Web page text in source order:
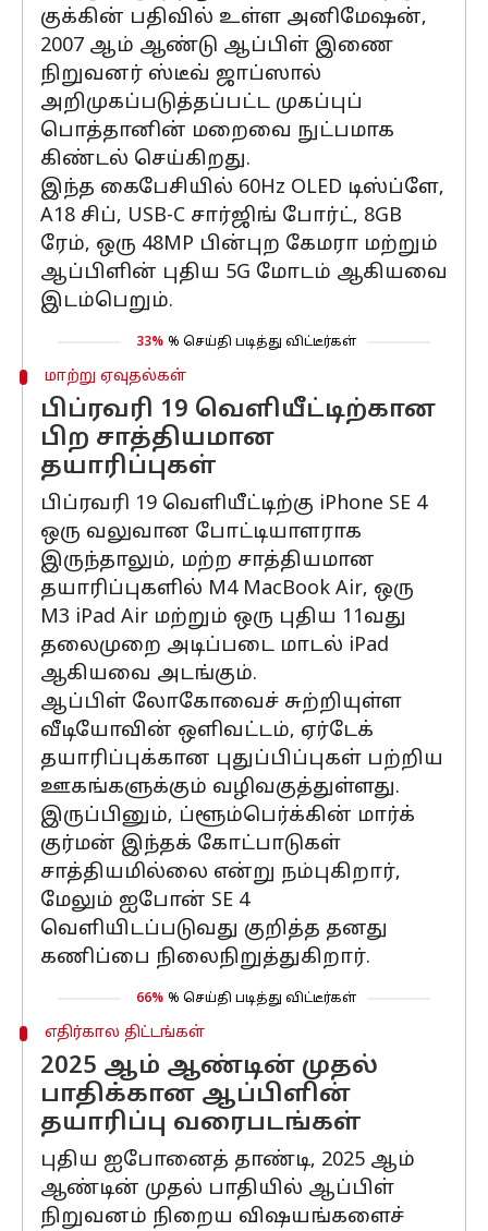
குக்கின் பதிவில் உள்ள அனிமேஷன்,
2007 ஆம் ஆண்டு ஆப்பிள் இணை
நிறுவனர் ஸ்டீவ் ஜாப்ஸால்
அறிமுகப்படுத்தப்பட்ட முகப்புப்
பொத்தானின் மறைவை நுட்பமாக
கிண்டல் செய்கிறது.
இந்த கைபேசியில் 60Hz OLED டிஸ்ப்ளே,
A18 சிப், USB-C சார்ஜிங் போர்ட், 8GB
ரேம், ஒரு 48MP பின்புற கேமரா மற்றும்
ஆப்பிளின் புதிய 5G மோடம் ஆகியவை
இடம்பெறும்.
33% % செய்தி படித்து விட்டீர்கள்
மாற்று ஏவுதல்கள்
பிப்ரவரி 19 வெளியீட்டிற்கான
பிற சாத்தியமான
தயாரிப்புகள்
பிப்ரவரி 19 வெளியீட்டிற்கு iPhone SE 4
ஒரு வலுவான போட்டியாளராக
இருந்தாலும், மற்ற சாத்தியமான
தயாரிப்புகளில் M4 MacBook Air, ஒரு
M3 iPad Air மற்றும் ஒரு புதிய 11வது
தலைமுறை அடிப்படை மாடல் iPad
ஆகியவை அடங்கும்.
ஆப்பிள் லோகோவைச் சுற்றியுள்ள
வீடியோவின் ஒளிவட்டம், ஏர்டேக்
தயாரிப்புக்கான புதுப்பிப்புகள் பற்றிய
ஊகங்களுக்கும் வழிவகுத்துள்ளது.
இருப்பினும், ப்ளூம்பெர்க்கின் மார்க்
குர்மன் இந்தக் கோட்பாடுகள்
சாத்தியமில்லை என்று நம்புகிறார்,
மேலும் ஐபோன் SE 4
வெளியிடப்படுவது குறித்த தனது
கணிப்பை நிலைநிறுத்துகிறார்.
66% % செய்தி படித்து விட்டீர்கள்
எதிர்கால திட்டங்கள்
2025 ஆம் ஆண்டின் முதல்
பாதிக்கான ஆப்பிளின்
தயாரிப்பு வரைபடங்கள்
புதிய ஐபோனைத் தாண்டி, 2025 ஆம்
ஆண்டின் முதல் பாதியில் ஆப்பிள்
நிறுவனம் நிறைய விஷயங்களைச்